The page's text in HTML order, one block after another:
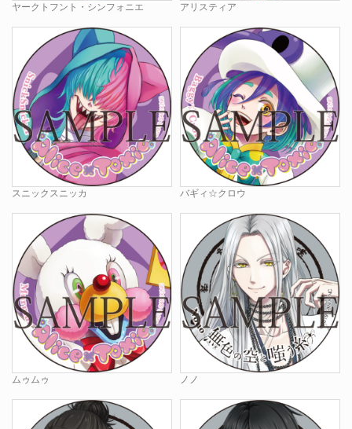
ヤークトフント・シンフォニエ アリスティア
スニックスニッカ バギィ☆クロウ
ムゥムゥ ノノ